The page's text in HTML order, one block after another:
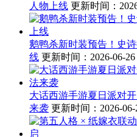
人物上线 更新时间：
鹅鸭杀新时装预告！史
线 更新时间：2026-06-26
大话西游手游夏日派对
来袭 更新时间：2026-06-